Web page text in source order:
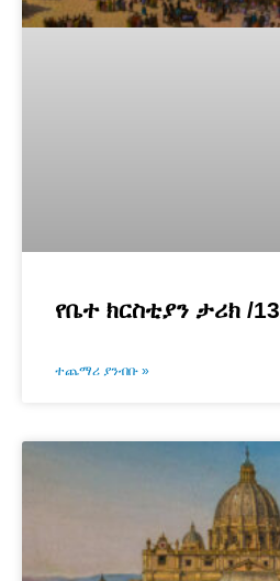
የቤተ ክርስቲያን ታሪክ /13
ተጨማሪ ያንብቡ »